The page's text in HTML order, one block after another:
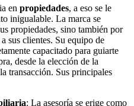
en propiedades, a eso se le
inigualable. La marca se
propiedades, sino también por
sus clientes. Su equipo de
capacitado para guiarte
desde la elección de la
transacción. Sus principales
: La asesoría se erige como